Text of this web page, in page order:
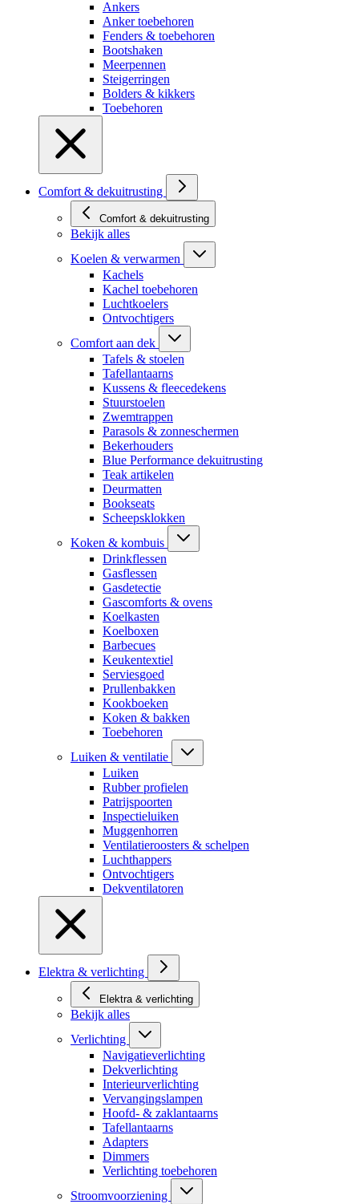
Ankers
Anker toebehoren
Fenders & toebehoren
Bootshaken
Meerpennen
Steigerringen
Bolders & kikkers
Toebehoren
Comfort & dekuitrusting
Comfort & dekuitrusting
Bekijk alles
Koelen & verwarmen
Kachels
Kachel toebehoren
Luchtkoelers
Ontvochtigers
Comfort aan dek
Tafels & stoelen
Tafellantaarns
Kussens & fleecedekens
Stuurstoelen
Zwemtrappen
Parasols & zonneschermen
Bekerhouders
Blue Performance dekuitrusting
Teak artikelen
Deurmatten
Bookseats
Scheepsklokken
Koken & kombuis
Drinkflessen
Gasflessen
Gasdetectie
Gascomforts & ovens
Koelkasten
Koelboxen
Barbecues
Keukentextiel
Serviesgoed
Prullenbakken
Kookboeken
Koken & bakken
Toebehoren
Luiken & ventilatie
Luiken
Rubber profielen
Patrijspoorten
Inspectieluiken
Muggenhorren
Ventilatieroosters & schelpen
Luchthappers
Ontvochtigers
Dekventilatoren
Elektra & verlichting
Elektra & verlichting
Bekijk alles
Verlichting
Navigatieverlichting
Dekverlichting
Interieurverlichting
Vervangingslampen
Hoofd- & zaklantaarns
Tafellantaarns
Adapters
Dimmers
Verlichting toebehoren
Stroomvoorziening